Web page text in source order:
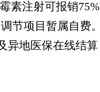
素注射可报销
节项目暂属自费
异地医保在线结